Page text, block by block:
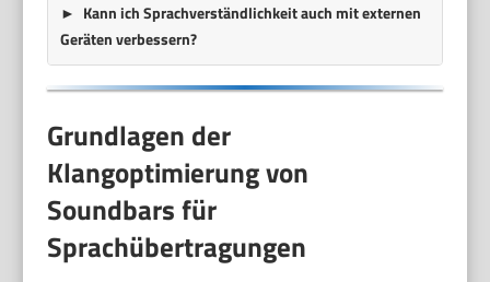
Kann ich Sprachverständlichkeit auch mit externen
Geräten verbessern?
Grundlagen der
Klangoptimierung von
Soundbars für
Sprachübertragungen